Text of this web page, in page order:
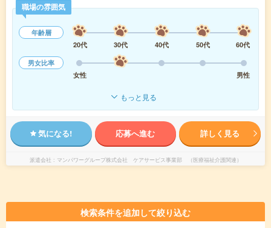
職場の雰囲気
年齢層
20代
30代 40代 50代
60代
男女比率
女性
男性
もっと見る
気になる! 応募へ進む 詳しく見る
派遣会社 マンパワーグループ株式会社 ケアサービス事業部 （医療福祉介護関連）
検索条件を追加して絞り込む